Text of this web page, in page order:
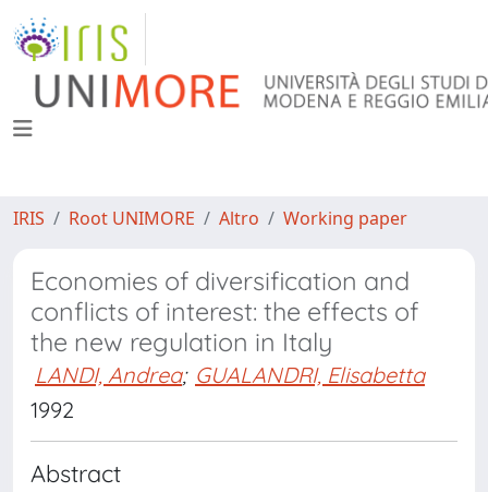
IRIS Root UNIMORE Altro Working paper
Economies of diversification and
conflicts of interest: the effects of
the new regulation in Italy
LANDI, Andrea; GUALANDRI, Elisabetta
1992
Abstract